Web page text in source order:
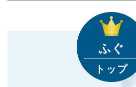
ふぐ
トップ